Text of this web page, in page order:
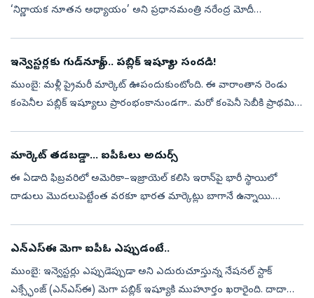
‘నిర్ణాయక నూతన అధ్యాయం’ అని ప్రధానమంత్రి నరేంద్ర మోదీ
ఇన్వెస్టర్లకు గుడ్‌న్యూస్.. పబ్లిక్‌ ఇష్యూల సందడి!
ముంబై: మళ్లీ ప్రైమరీ మార్కెట్‌ ఊపందుకుంటోంది. ఈ వారాంతాన రెండు
కంపెనీల పబ్లిక్‌ ఇష్యూలు ప్రారంభంకానుండగా.. మరో కంపెనీ సెబీకి ప్రాథమిక
మార్కెట్‌ తడబడ్డా... ఐపీఓలు అదుర్స్‌
ఈ ఏడాది ఫిబ్రవరిలో అమెరికా–ఇజ్రాయెల్‌ కలిసి ఇరాన్‌పై భారీ స్థాయిలో
దాడులు మొదలుపెట్టేంత వరకూ భారత మార్కెట్లు బాగానే ఉన్నాయి.
ఎన్‌ఎస్‌ఈ మెగా ఐపీఓ ఎప్పుడంటే..
ముంబై: ఇన్వెస్టర్లు ఎప్పుడెప్పుడా అని ఎదురుచూస్తున్న నేషనల్‌ స్టాక్‌
ఎక్స్ఛేంజ్‌ (ఎన్‌ఎస్‌ఈ) మెగా పబ్లిక్‌ ఇష్యూకి ముహూర్తం ఖరారైంది. దాదాపు